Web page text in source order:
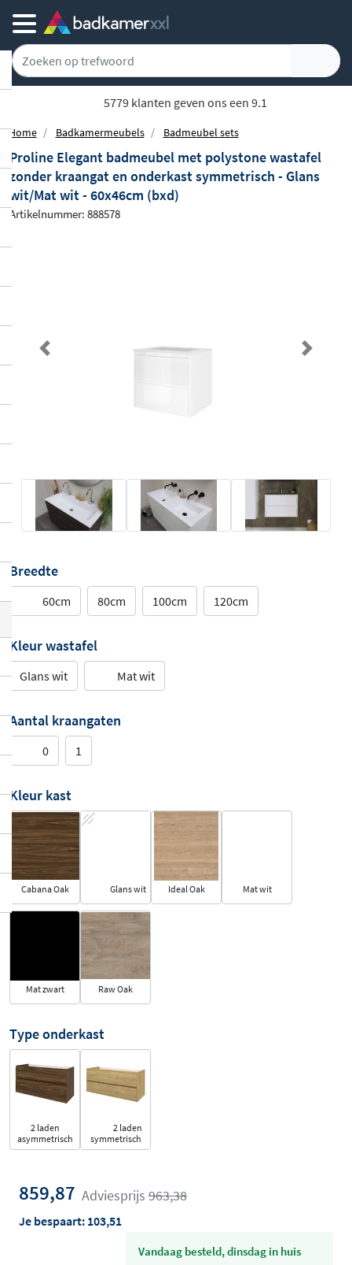
5779 klanten geven ons een 9.1
Home Badkamermeubels Badmeubel sets
Proline Elegant badmeubel met polystone wastafel
zonder kraangat en onderkast symmetrisch - Glans
wit/Mat wit - 60x46cm (bxd)
Artikelnummer: 888578
Previous Next
Breedte
60cm 80cm 100cm 120cm
Kleur wastafel
Glans wit Mat wit
Aantal kraangaten
0 1
Kleur kast
Cabana Oak Glans wit Ideal Oak Mat wit
Mat zwart Raw Oak
Type onderkast
2 laden
asymmetrisch
2 laden
symmetrisch
859,87 Adviesprijs 963,38
Je bespaart: 103,51
vandaag besteld, dinsdag in huis